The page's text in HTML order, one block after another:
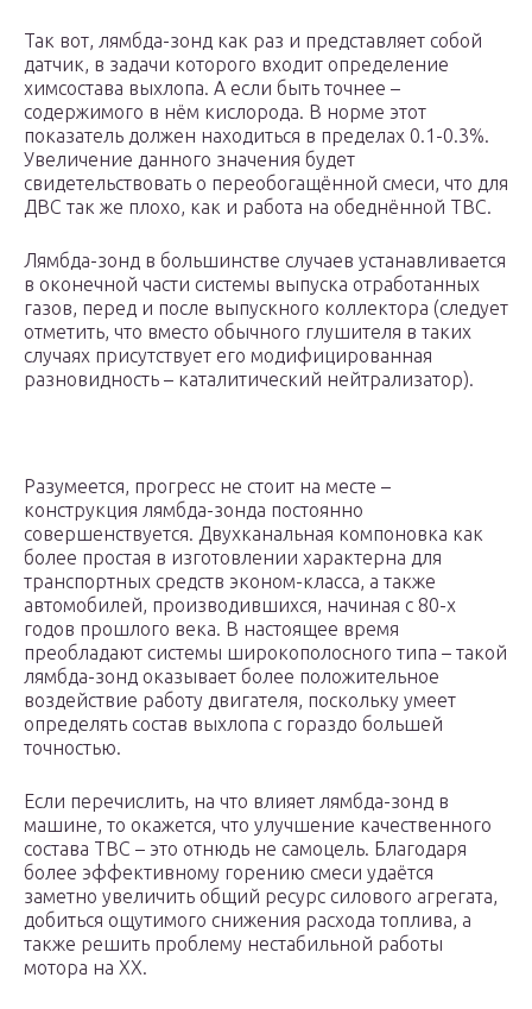
Так вот, лямбда-зонд как раз и представляет собой
датчик, в задачи которого входит определение
химсостава выхлопа. А если быть точнее –
содержимого в нём кислорода. В норме этот
показатель должен находиться в пределах 0.1-0.3%.
Увеличение данного значения будет
свидетельствовать о переобогащённой смеси, что для
ДВС так же плохо, как и работа на обеднённой ТВС.
Лямбда-зонд в большинстве случаев устанавливается
в оконечной части системы выпуска отработанных
газов, перед и после выпускного коллектора (следует
отметить, что вместо обычного глушителя в таких
случаях присутствует его модифицированная
разновидность – каталитический нейтрализатор).
Разумеется, прогресс не стоит на месте –
конструкция лямбда-зонда постоянно
совершенствуется. Двухканальная компоновка как
более простая в изготовлении характерна для
транспортных средств эконом-класса, а также
автомобилей, производившихся, начиная с 80-х
годов прошлого века. В настоящее время
преобладают системы широкополосного типа – такой
лямбда-зонд оказывает более положительное
воздействие работу двигателя, поскольку умеет
определять состав выхлопа с гораздо большей
точностью.
Если перечислить, на что влияет лямбда-зонд в
машине, то окажется, что улучшение качественного
состава ТВС – это отнюдь не самоцель. Благодаря
более эффективному горению смеси удаётся
заметно увеличить общий ресурс силового агрегата,
добиться ощутимого снижения расхода топлива, а
также решить проблему нестабильной работы
мотора на ХХ.